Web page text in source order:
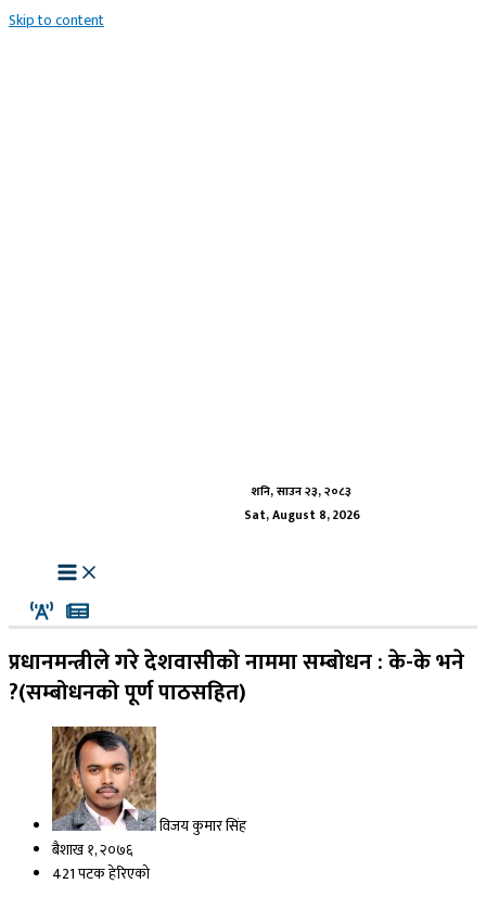
Skip to content
शनि, साउन २३, २०८३
Sat, August 8, 2026
प्रधानमन्त्रीले गरे देशवासीको नाममा सम्बोधन : के-के भने
?(सम्बोधनको पूर्ण पाठसहित)
विजय कुमार सिंह
बैशाख १, २०७६
421 पटक हेरिएको